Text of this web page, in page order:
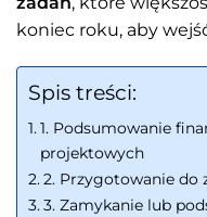
koniec roku, aby
Spis treści:
1. Podsumowanie
projektowych
2. Przygotowanie do
3. Zamykanie lub